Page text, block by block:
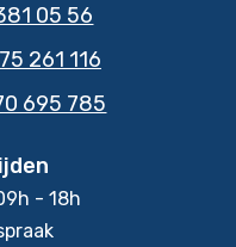
05 56
261 116
695 785
- 18h